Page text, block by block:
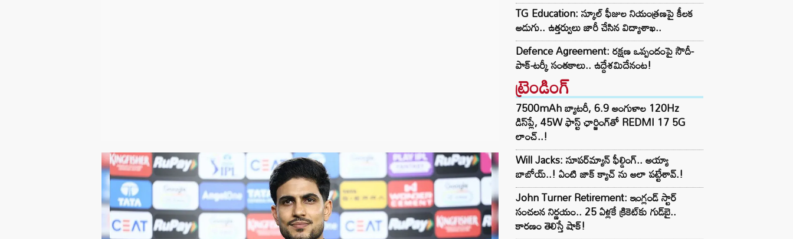
TG Education: స్కూల్ ఫీజుల నియంత్రణపై కీలక
అడుగు.. ఉత్తర్వులు జారీ చేసిన విద్యాశాఖ..
Defence Agreement: రక్షణ ఒప్పందంపై సౌదీ-
పాక్-టర్కీ సంతకాలు.. ఉద్దేశమిదేనంట!
ట్రెండింగ్‌
7500mAh బ్యాటరీ, 6.9 అంగుళాల 120Hz
డిస్‌ప్లే, 45W ఫాస్ట్ ఛార్జింగ్‌తో REDMI 17 5G
లాంచ్..!
Will Jacks: సూపర్‌మ్యాన్ ఫీల్డింగ్.. అయ్యా
బాబోయ్..! ఏంటి జాక్ క్యాచ్ ను అలా పట్టేశావ్.!
John Turner Retirement: ఇంగ్లండ్ స్టార్
సంచలన నిర్ణయం.. 25 ఏళ్లకే క్రికెట్‌కు గుడ్‌బై..
కారణం తెలిస్తే షాక్!